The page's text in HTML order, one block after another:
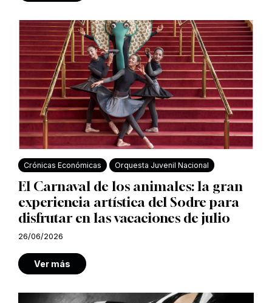
Crónicas Económicas Orquesta Juvenil Nacional
El Carnaval de los animales: la gran
experiencia artística del Sodre para
disfrutar en las vacaciones de julio
26/06/2026
Ver más